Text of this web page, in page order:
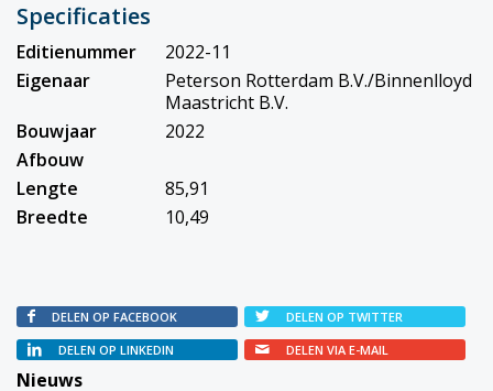
Specificaties
Editienummer
2022-11
Eigenaar
Peterson Rotterdam B.V./Binnenlloyd
Maastricht B.V.
Bouwjaar
2022
Afbouw
Lengte
85,91
Breedte
10,49
DELEN OP FACEBOOK
DELEN OP TWITTER
DELEN OP LINKEDIN
DELEN VIA E-MAIL
Nieuws